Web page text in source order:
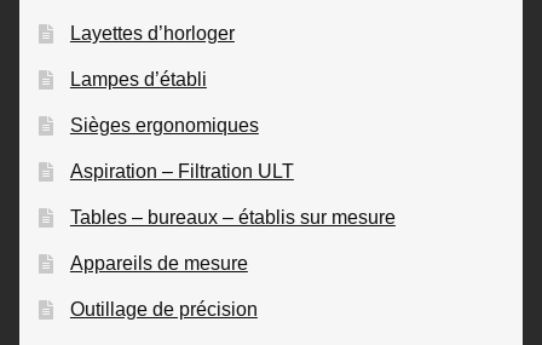
Layettes d’horloger
Lampes d’établi
Sièges ergonomiques
Aspiration – Filtration ULT
Tables – bureaux – établis sur mesure
Appareils de mesure
Outillage de précision